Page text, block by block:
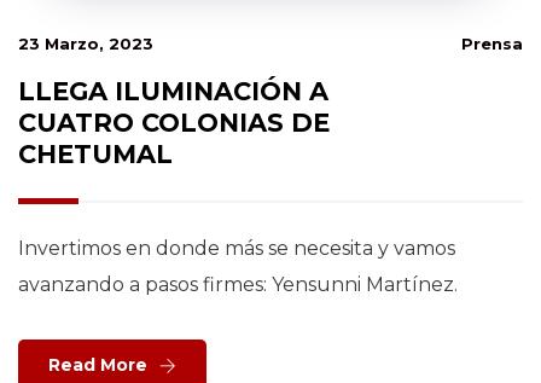
23 Marzo, 2023 Prensa
LLEGA ILUMINACIÓN A
CUATRO COLONIAS DE
CHETUMAL
Invertimos en donde más se necesita y vamos
avanzando a pasos firmes: Yensunni Martínez.
Read More